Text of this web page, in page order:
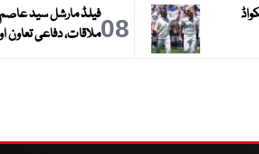
16 رکنی اسکواڈ
08فیلڈ مارشل سید عاصم
ملاقات، دفاعی تعاون